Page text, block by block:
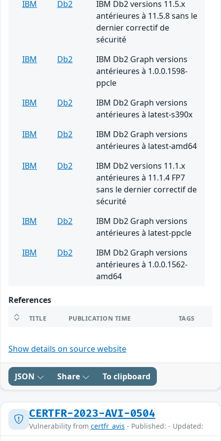
IBM
Db2
IBM Db2 versions 11.5.x
antérieures à 11.5.8 sans le
dernier correctif de
sécurité
IBM
Db2
IBM Db2 Graph versions
antérieures à 1.0.0.1598-
ppcle
IBM
Db2
IBM Db2 Graph versions
antérieures à latest-s390x
IBM
Db2
IBM Db2 Graph versions
antérieures à latest-amd64
IBM
Db2
IBM Db2 versions 11.1.x
antérieures à 11.1.4 FP7
sans le dernier correctif de
sécurité
IBM
Db2
IBM Db2 Graph versions
antérieures à latest-ppcle
IBM
Db2
IBM Db2 Graph versions
antérieures à 1.0.0.1562-
amd64
References
TITLE PUBLICATION TIME TAGS
Show details on source website
JSON Share To clipboard
CERTFR-2023-AVI-0504
Vulnerability from certfr_avis - Published: - Updated: